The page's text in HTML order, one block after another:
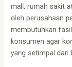
mall, rumah sakit
oleh perusahaan
membutuhkan
konsumen agar
yang setimpal dari